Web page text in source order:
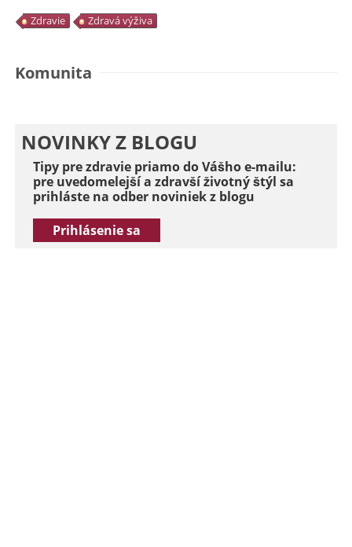
Zdravie Zdravá výživa
Komunita
NOVINKY Z BLOGU
Tipy pre zdravie priamo do Vášho e-mailu:
pre uvedomelejší a zdravší životný štýl sa
prihláste na odber noviniek z blogu
Prihlásenie sa